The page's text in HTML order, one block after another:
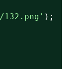
' );